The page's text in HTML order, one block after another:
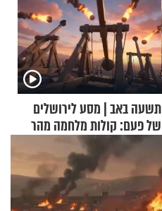
תשעה באב | מסע לירושלים
של פעם: קולות מלחמה מהר
הזיתים